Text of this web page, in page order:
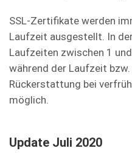
SSL-Zertifikate werden
Laufzeit ausgestellt. In
Laufzeiten zwischen 1
während der Laufzeit
Rückerstattung bei
möglich.
Update Juli 2020